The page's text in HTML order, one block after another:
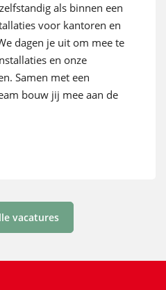
als binnen een
voor kantoren en
dagen je uit om mee te
en onze
Samen met een
bouw jij mee aan de
vacatures